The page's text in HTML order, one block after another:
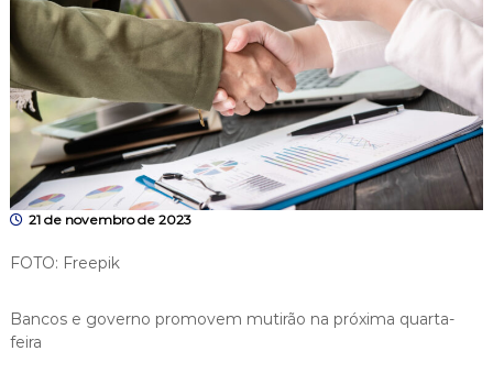
21 de novembro de 2023
FOTO: Freepik
Bancos e governo promovem mutirão na próxima quarta-
feira